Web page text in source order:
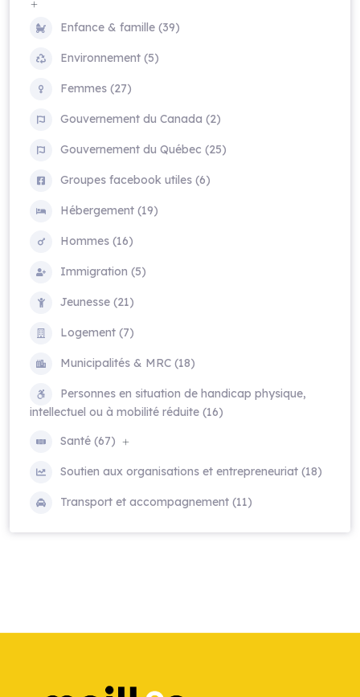
Enfance & famille (39)
Environnement (5)
Femmes (27)
Gouvernement du Canada (2)
Gouvernement du Québec (25)
Groupes facebook utiles (6)
Hébergement (19)
Hommes (16)
Immigration (5)
Jeunesse (21)
Logement (7)
Municipalités & MRC (18)
Personnes en situation de handicap physique,
intellectuel ou à mobilité réduite (16)
Santé (67)
Soutien aux organisations et entrepreneuriat (18)
Transport et accompagnement (11)